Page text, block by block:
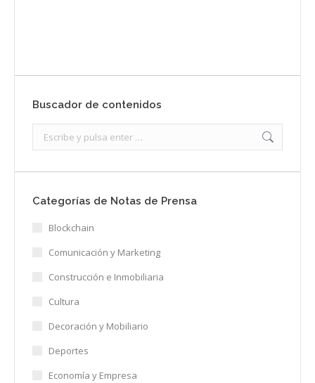
Buscador de contenidos
Categorías de Notas de Prensa
Blockchain
Comunicación y Marketing
Construcción e Inmobiliaria
Cultura
Decoración y Mobiliario
Deportes
Economía y Empresa